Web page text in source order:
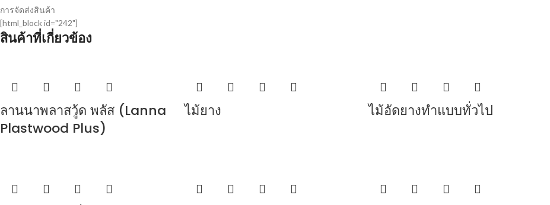
การจัดส่งสินค้า
[html_block id="242"]
สินค้าที่เกี่ยวข้อง
ลานนาพลาสวู้ด พลัส (Lanna
Plastwood Plus)
ไม้ยาง ไม้อัดยางทำแบบทั่วไป